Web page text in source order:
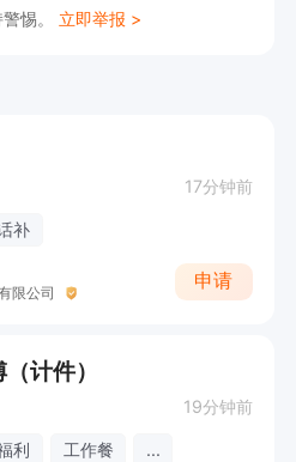
惕。 立即举报 >
17分钟前
补
限公司
申请
计件）
19分钟前
利 工作餐 ...